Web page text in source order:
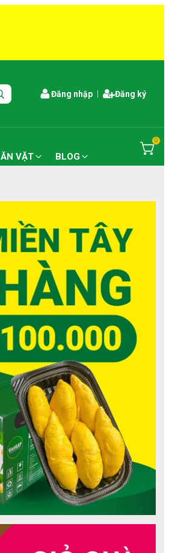
Đăng nhập Đăng ký
ĂN VẶT BLOG
0